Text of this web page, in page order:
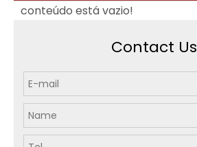
conteúdo está vazio!
Contact Us